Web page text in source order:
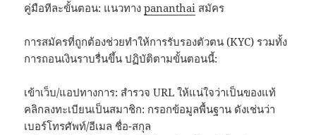
คู่มือทีละขั้นตอน: แนวทางpananthai สมัคร
การสมัครที่ถูกต้องช่วยทำให้การรับรองตัวตน (KYC) รวมทั้ง
การถอนเงินราบรื่นขึ้น ปฏิบัติตามขั้นตอนนี้:
เข้าเว็บ/แอปทางการ: สำรวจ URL ให้แน่ใจว่าเป็นของแท้
คลิกลงทะเบียนเป็นสมาชิก: กรอกข้อมูลพื้นฐาน ดังเช่นว่า
เบอร์โทรศัพท์/อีเมล ชื่อ-สกุล